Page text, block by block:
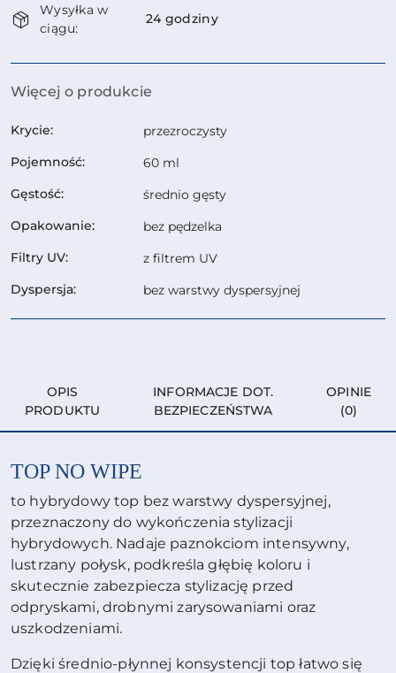
i
dostawa
Wysyłka w
ciągu:
24 godziny
Więcej o produkcie
Krycie:
przezroczysty
Pojemność:
60 ml
Gęstość:
średnio gęsty
Opakowanie:
bez pędzelka
Filtry UV:
z filtrem UV
Dyspersja:
bez warstwy dyspersyjnej
OPIS
PRODUKTU
INFORMACJE DOT.
BEZPIECZEŃSTWA
OPINIE
(0)
TOP NO WIPE
to hybrydowy top bez warstwy dyspersyjnej,
przeznaczony do wykończenia stylizacji
hybrydowych. Nadaje paznokciom intensywny,
lustrzany połysk, podkreśla głębię koloru i
skutecznie zabezpiecza stylizację przed
odpryskami, drobnymi zarysowaniami oraz
uszkodzeniami.
Dzięki średnio-płynnej konsystencji top łatwo się